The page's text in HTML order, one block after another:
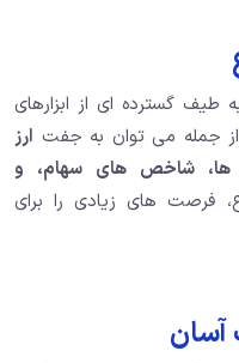
طیف گسترده ای از ابزارهای
جمله می توان به جفت ارز
ها، شاخص های سهام، و
فرصت های زیادی را برای
آسان